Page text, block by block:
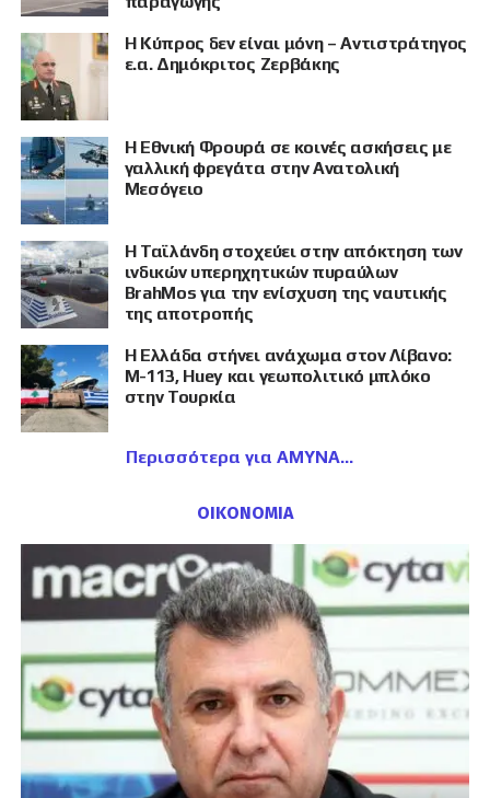
Η Κύπρος δεν είναι μόνη – Αντιστράτηγος
ε.α. Δημόκριτος Ζερβάκης
Η Εθνική Φρουρά σε κοινές ασκήσεις με
γαλλική φρεγάτα στην Ανατολική
Μεσόγειο
Η Ταϊλάνδη στοχεύει στην απόκτηση των
ινδικών υπερηχητικών πυραύλων
BrahMos για την ενίσχυση της ναυτικής
της αποτροπής
Η Ελλάδα στήνει ανάχωμα στον Λίβανο:
M-113, Huey και γεωπολιτικό μπλόκο
στην Τουρκία
Περισσότερα για ΑΜΥΝΑ
ΟΙΚΟΝΟΜΙΑ